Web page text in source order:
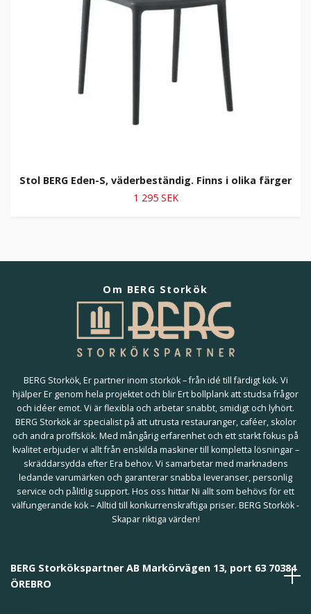
Stol BERG Eden-S, väderbeständig. Finns i olika färger
1 295 SEK
Om BERG Storkök
BERG Storkök, Er partner inom storkök – från idé till färdigt kök. Vi
hjälper Er genom hela projektet och blir Ert bollplank att studsa frågor
och idéer emot. Vi är flexibla och arbetar snabbt, smidigt och lyhört.
BERG Storkök är specialist på att utrusta restauranger, caféer, skolor
och andra proffskök. Med mångårig erfarenhet och ett starkt fokus på
kvalitet erbjuder vi allt från enskilda maskiner till kompletta lösningar –
skräddarsydda efter Era behov. Vi samarbetar med marknadens
ledande varumärken och garanterar snabba leveranser, personlig
service och pålitlig support. Hos oss hittar Ni allt som behövs för ett
välfungerande kök – Alltid till konkurrenskraftiga priser. BERG Storkök -
Skapar riktiga värden!
BERG Storkökspartner AB Markörvägen 13, port 63 70384
ÖREBRO